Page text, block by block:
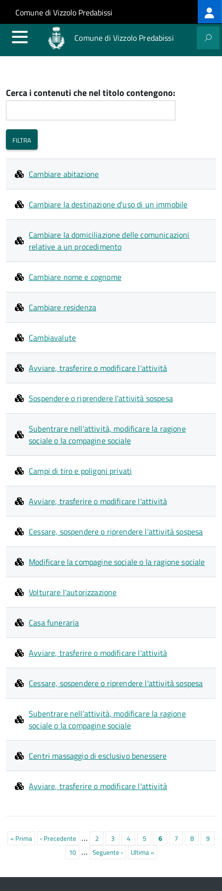
Salta al contenuto principale
Skip to site navigation
Comune di Vizzolo Predabissi
Comune di Vizzolo Predabissi
Cerca i contenuti che nel titolo contengono:
Cambiare abitazione
Cambiare la destinazione d'uso di un immobile
Cambiare la domiciliazione delle comunicazioni
relative a un procedimento
Cambiare nome e cognome
Cambiare residenza
Cambiavalute
Avviare, trasferire o modificare l'attività
Sospendere o riprendere l'attività sospesa
Subentrare nell'attività, modificare la ragione
sociale o la compagine sociale
Campi di tiro e poligoni privati
Avviare, trasferire o modificare l'attività
Cessare, sospendere o riprendere l'attività sospesa
Modificare la compagine sociale o la ragione sociale
Volturare l'autorizzazione
Casa funeraria
Avviare, trasferire o modificare l'attività
Cessare, sospendere o riprendere l'attività sospesa
Subentrare nell'attività, modificare la ragione
sociale o la compagine sociale
Centri massaggio di esclusivo benessere
Avviare, trasferire o modificare l'attività
Paginazione
Prima
« Prima
Pagina
precedente
‹ Precedente … Pagina
2 Pagina
3 Pagina
4 Pagina
5
Pagina
6 Pagina
7 Pagina
8
9
Pagina
10 … Prossima
Seguente ›
Ultima
Ultima »